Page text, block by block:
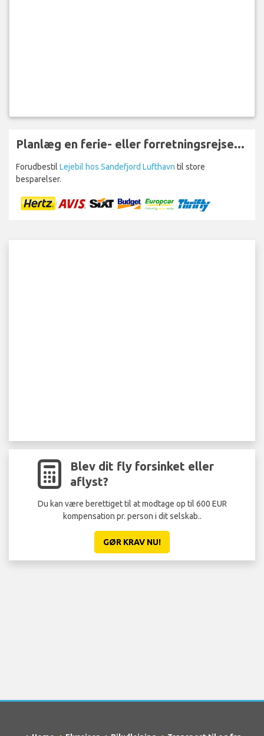
Planlæg en ferie- eller forretningsrejse...
Forudbestil Lejebil hos Sandefjord Lufthavn til store
besparelser.
Blev dit fly forsinket eller
aflyst?
Du kan være berettiget til at modtage op til 600 EUR
kompensation pr. person i dit selskab..
GØR KRAV NU!